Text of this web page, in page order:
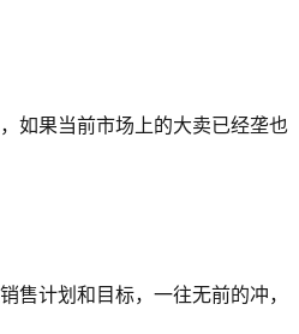
如果当前市场上的大卖已经垄也
售计划和目标，一往无前的冲，